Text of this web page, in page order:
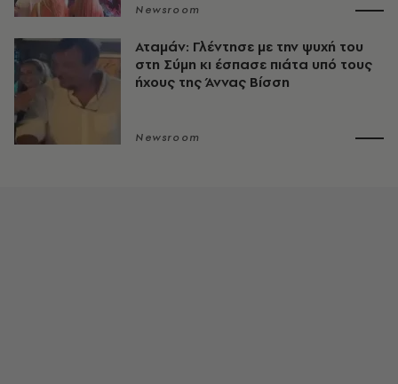
Newsroom
Αταμάν: Γλέντησε με την ψυχή του
στη Σύμη κι έσπασε πιάτα υπό τους
ήχους της Άννας Βίσση
Newsroom